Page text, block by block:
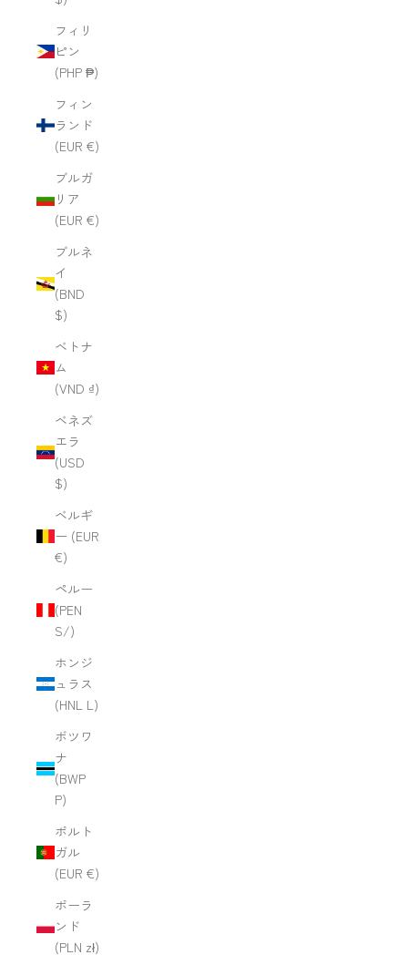
フィリ
ピン
(PHP ₱)
フィン
ランド
(EUR €)
ブルガ
リア
(EUR €)
ブルネ
イ
(BND
$)
ベトナ
ム
(VND ₫)
ベネズ
エラ
(USD
$)
ベルギ
ー (EUR
€)
ペルー
(PEN
S/)
ホンジ
ュラス
(HNL L)
ボツワ
ナ
(BWP
P)
ポルト
ガル
(EUR €)
ポーラ
ンド
(PLN zł)